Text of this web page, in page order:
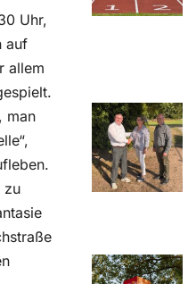
Uhr,
auf
allem
man
zu